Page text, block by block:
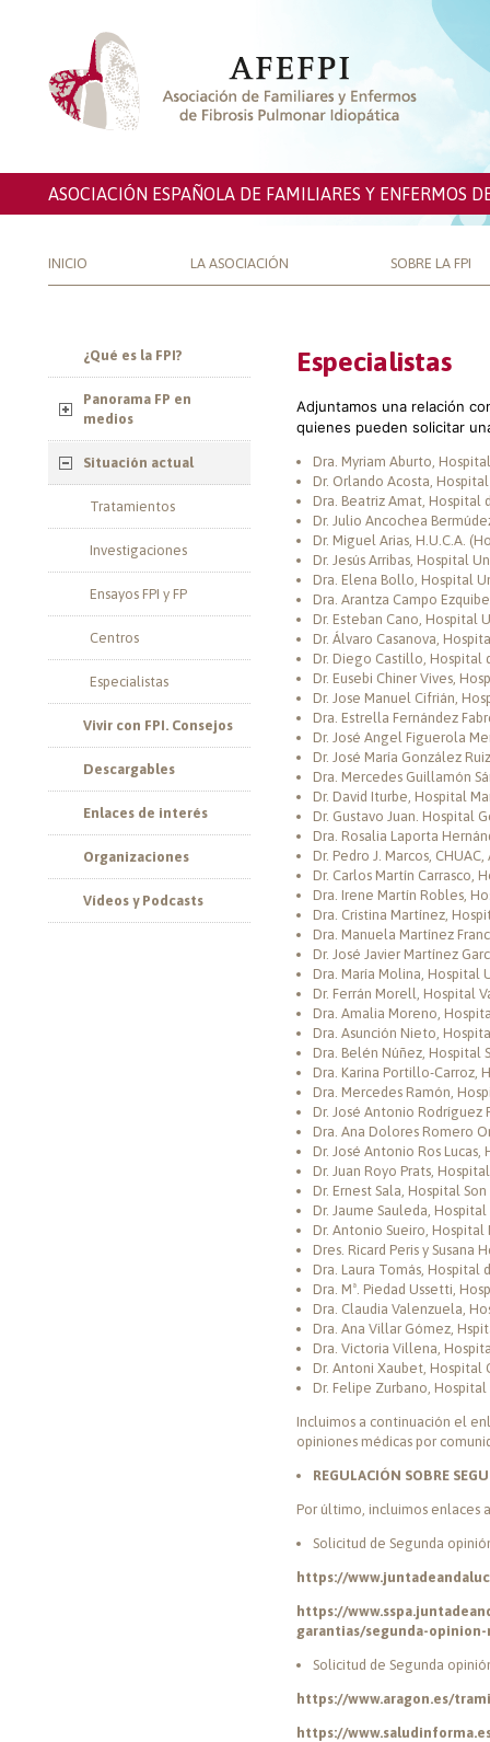
ASOCIACIÓN ESPAÑOLA DE FAMILIARES Y ENFERMOS
INICIO LA ASOCIACIÓN SOBRE LA FPI
¿Qué es la FPI?
Panorama FP en
medios
Situación actual
Tratamientos
Investigaciones
Ensayos FPI y FP
Centros
Especialistas
Vivir con FPI. Consejos
Descargables
Enlaces de interés
Organizaciones
Vídeos y Podcasts
Especialistas
Adjuntamos una relación
quienes pueden solicitar
Dra. Myriam Aburto,
Dr. Orlando Acosta,
Dra. Beatriz Amat, Hospital
Dr. Julio Ancochea
Dr. Miguel Arias, H.U.C.A.
Dr. Jesús Arribas, Hospital
Dra. Elena Bollo, Hospital
Dra. Arantza Campo
Dr. Esteban Cano, Hospital
Dr. Álvaro Casanova,
Dr. Diego Castillo, Hospital
Dr. Eusebi Chiner Vives,
Dr. Jose Manuel Cifrián,
Dra. Estrella Fernández
Dr. José Angel Figuerola
Dr. José María González
Dra. Mercedes Guillamón
Dr. David Iturbe, Hospital
Dr. Gustavo Juan. Hospital
Dra. Rosalia Laporta
Dr. Pedro J. Marcos, CHUAC,
Dr. Carlos Martín Carrasco,
Dra. Irene Martín Robles,
Dra. Cristina Martínez,
Dra. Manuela Martínez
Dr. José Javier Martínez
Dra. María Molina,
Dr. Ferrán Morell, Hospital
Dra. Amalia Moreno,
Dra. Asunción Nieto,
Dra. Belén Núñez, Hospital
Dra. Karina Portillo-Carroz,
Dra. Mercedes Ramón,
Dr. José Antonio
Dra. Ana Dolores Romero
Dr. José Antonio Ros
Dr. Juan Royo Prats,
Dr. Ernest Sala, Hospital
Dr. Jaume Sauleda,
Dr. Antonio Sueiro, Hospital
Dres. Ricard Peris y Susana
Dra. Laura Tomás, Hospital
Dra. Mª. Piedad Ussetti,
Dra. Claudia Valenzuela,
Dra. Ana Villar Gómez,
Dra. Victoria Villena,
Dr. Antoni Xaubet, Hospital
Dr. Felipe Zurbano,
Incluimos a continuación el
opiniones médicas por
REGULACIÓN SOBRE
Por último, incluimos enlaces
Solicitud de Segunda
https://
https://
garantias/segunda-
Solicitud de Segunda
https://www.aragon.es/
https://